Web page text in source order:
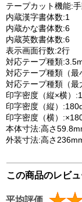
テープカット機能:
内蔵漢字書体数:1
内蔵かな書体数:6
内蔵英数書体数:6
表示画面行数:2行
対応テープ種類
対応テープ種類（最
対応テープ種類（最
印字密度（縦×横）
印字密度（縦）
印字密度（横）
本体寸法:高さ
外装寸法:高さ
この商品のレビ
平均評価